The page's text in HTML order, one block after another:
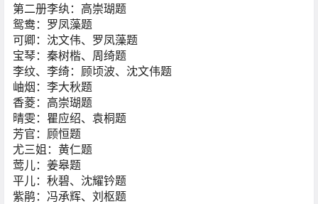
第二册李纨：高崇瑚题
鸳鸯：罗凤藻题
可卿：沈文伟、罗凤藻题
宝琴：秦树楷、周绮题
李纹、李绮：顾顷波、沈文伟题
岫烟：李大秋题
香菱：高崇瑚题
晴雯：瞿应绍、袁桐题
芳官：顾恒题
尤三姐：黄仁题
莺儿：姜皋题
平儿：秋碧、沈耀钤题
紫鹃：冯承辉、刘枢题